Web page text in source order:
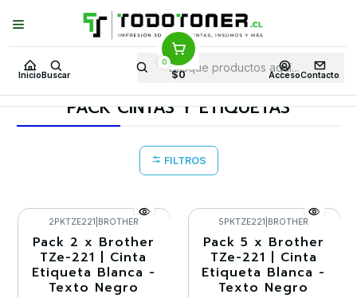
Inicio Buscar
0
$0 AccesoContacto
Puedes Elegir: Comprar enTienda· Despachoa Todo Chile · Retiro en
Tienda en24 Horas
Inicio Todo etiquetas CINTAS Y ETIQUETAS
PACK CINTAS Y ETIQUETAS
PACK CINTAS Y ETIQUETAS
FILTROS
-10%
2PKTZE221 BROTHER
Pack 2 x Brother
TZe-221 | Cinta
Etiqueta Blanca -
Texto Negro
-10%
5PKTZE221 BROTHER
Pack 5 x Brother
TZe-221 | Cinta
Etiqueta Blanca -
Texto Negro